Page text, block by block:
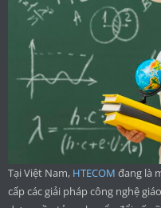
Tại Việt Nam, HTECOM đang là
cấp các giải pháp công nghệ